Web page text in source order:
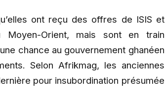
ont reçu des offres de ISIS et
Moyen-Orient, mais sont en train
chance au gouvernement ghanéen
Selon Afrikmag, les anciennes
pour insubordination présumée